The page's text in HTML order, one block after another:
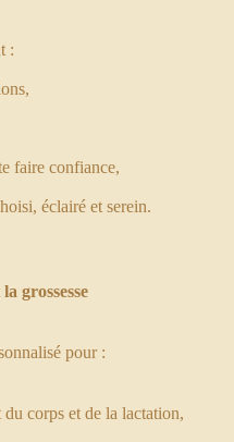
:
faire confiance,
éclairé et serein.
grossesse
pour :
corps et de la lactation,